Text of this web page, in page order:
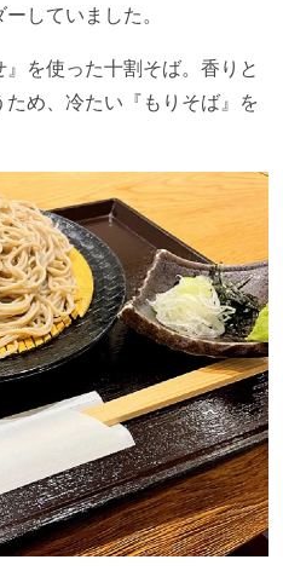
していました。
を使った十割そば。香りと
め、冷たい『もりそば』を